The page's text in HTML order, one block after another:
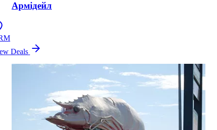
Армідейл
Deals